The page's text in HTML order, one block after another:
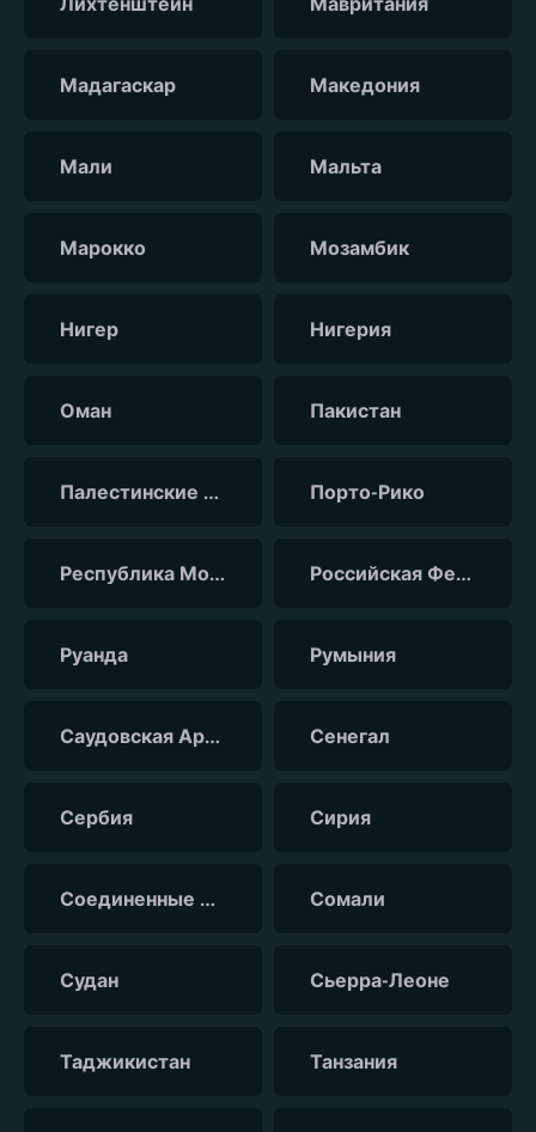
Мадагаскар Македония
Мали Мальта
Марокко Мозамбик
Нигер Нигерия
Оман Пакистан
Палестинские территории Порто-Рико
Республика Молдова Российская Федерация
Руанда Румыния
Саудовская Аравия Сенегал
Сербия Сирия
Соединенные Штаты Америки Сомали
Судан Сьерра-Леоне
Таджикистан Танзания